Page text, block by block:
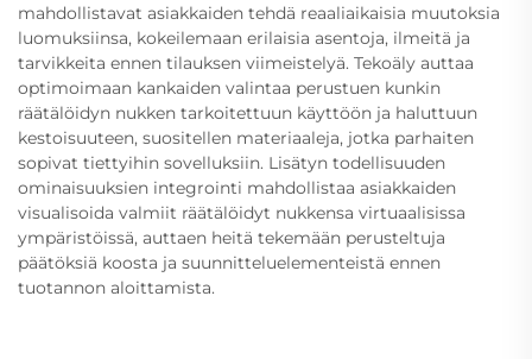
mahdollistavat asiakkaiden tehdä reaaliaikaisia muutoksia
luomuksiinsa, kokeilemaan erilaisia asentoja, ilmeitä ja
tarvikkeita ennen tilauksen viimeistelyä. Tekoäly auttaa
optimoimaan kankaiden valintaa perustuen kunkin
räätälöidyn nukken tarkoitettuun käyttöön ja haluttuun
kestoisuuteen, suositellen materiaaleja, jotka parhaiten
sopivat tiettyihin sovelluksiin. Lisätyn todellisuuden
ominaisuuksien integrointi mahdollistaa asiakkaiden
visualisoida valmiit räätälöidyt nukkensa virtuaalisissa
ympäristöissä, auttaen heitä tekemään perusteltuja
päätöksiä koosta ja suunnitteluelementeistä ennen
tuotannon aloittamista.